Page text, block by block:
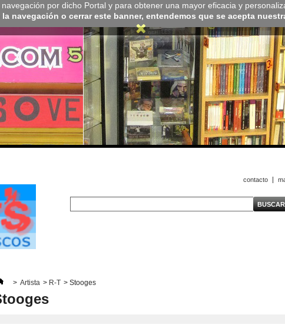
por dicho Portal y para obtener una mayor eficacia y
navegación o cerrar este banner, entendemos que se acepta
contacto
> Artista > R-T > Stooges